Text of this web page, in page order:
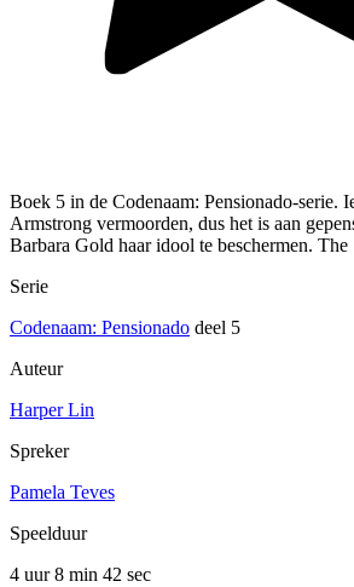
Boek 5 in de Codenaam: Pensionado-
Armstrong vermoorden, dus het is aan
Barbara Gold haar idool te beschermen.
Serie
Codenaam: Pensionado deel 5
Auteur
Harper Lin
Spreker
Pamela Teves
Speelduur
4 uur 8 min 42 sec